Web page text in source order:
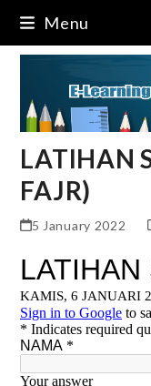
content
Menu
LATIHAN
FAJR)
5 January 2022